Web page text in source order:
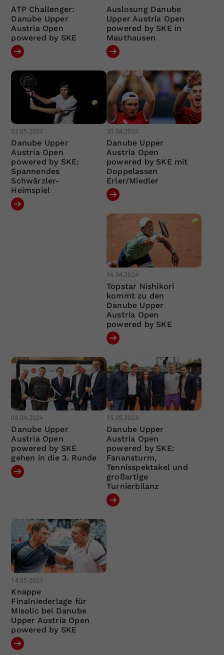
ATP Challenger:
Danube Upper
Austria Open
powered by SKE
Auslosung Danube
Upper Austria Open
powered by SKE in
Mauthausen
02.05.2024
Danube Upper
Austria Open
powered by SKE:
Spannendes
Schwärzler-
Heimspiel
30.04.2024
Danube Upper
Austria Open
powered by SKE mit
Doppelassen
Erler/Miedler
16.04.2024
Topstar Nishikori
kommt zu den
Danube Upper
Austria Open
powered by SKE
08.04.2024
Danube Upper
Austria Open
powered by SKE
gehen in die 3. Runde
15.05.2023
Danube Upper
Austria Open
powered by SKE:
Fanansturm,
Tennisspektakel und
großartige
Turnierbilanz
14.05.2023
Knappe
Finalniederlage für
Misolic bei Danube
Upper Austria Open
powered by SKE